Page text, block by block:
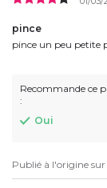
pince
pince un peu petite
Recommande ce
:
Oui
Publié à l'origine sur